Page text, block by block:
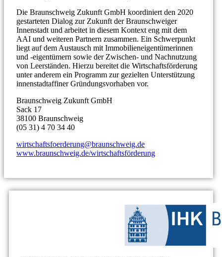
Die Braunschweig Zukunft GmbH koordiniert den 2020
gestarteten Dialog zur Zukunft der Braunschweiger
Innenstadt und arbeitet in diesem Kontext eng mit dem
AAI und weiteren Partnern zusammen. Ein Schwerpunkt
liegt auf dem Austausch mit Immobilieneigentümerinnen
und -eigentümern sowie der Zwischen- und Nachnutzung
von Leerständen. Hierzu bereitet die Wirtschaftsförderung
unter anderem ein Programm zur gezielten Unterstützung
innenstadtaffiner Gründungsvorhaben vor.
Braunschweig Zukunft GmbH
Sack 17
38100 Braunschweig
(05 31) 4 70 34 40
wirtschaftsfoerderung@braunschweig.de
www.braunschweig.de/wirtschaftsförderung